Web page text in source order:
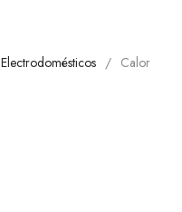
Electrodomésticos Calor